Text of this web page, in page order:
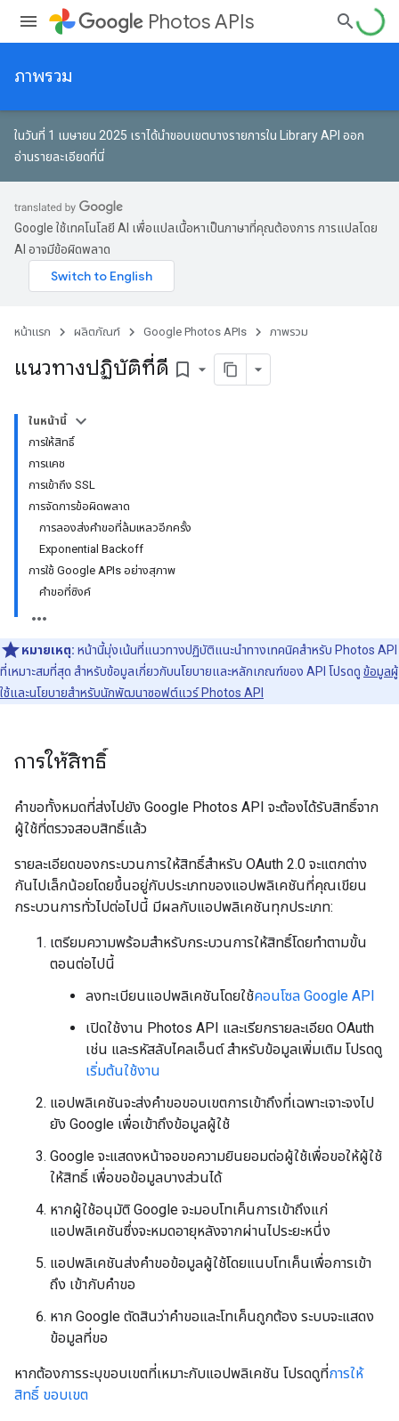
Photos APIs
ภาพรวม
ในวันที่ 1 เมษายน 2025 เราได้นําขอบเขตบางรายการใน Library API ออก
อ่านรายละเอียดที่นี่
Google ใช้เทคโนโลยี AI เพื่อแปลเนื้อหาเป็นภาษาที่คุณต้องการ การแปลโดย
AI อาจมีข้อผิดพลาด
หน้าแรก ผลิตภัณฑ์ Google Photos APIs ภาพรวม
แนวทางปฏิบัติที่ดี bookmark_border
ในหน้านี้
การให้สิทธิ์
การแคช
การเข้าถึง SSL
การจัดการข้อผิดพลาด
การลองส่งคำขอที่ล้มเหลวอีกครั้ง
Exponential Backoff
การใช้ Google APIs อย่างสุภาพ
คำขอที่ซิงค์
หมายเหตุ: หน้านี้มุ่งเน้นที่แนวทางปฏิบัติแนะนำทางเทคนิคสำหรับ Photos API
ที่เหมาะสมที่สุด สำหรับข้อมูลเกี่ยวกับนโยบายและหลักเกณฑ์ของ API โปรดดู ข้อมูลผู้
ใช้และนโยบายสำหรับนักพัฒนาซอฟต์แวร์ Photos API
การให้สิทธิ์
คำขอทั้งหมดที่ส่งไปยัง Google Photos API จะต้องได้รับสิทธิ์จาก
ผู้ใช้ที่ตรวจสอบสิทธิ์แล้ว
รายละเอียดของกระบวนการให้สิทธิ์สำหรับ OAuth 2.0 จะแตกต่าง
กันไปเล็กน้อยโดยขึ้นอยู่กับประเภทของแอปพลิเคชันที่คุณเขียน
กระบวนการทั่วไปต่อไปนี้ มีผลกับแอปพลิเคชันทุกประเภท:
เตรียมความพร้อมสำหรับกระบวนการให้สิทธิ์โดยทำตามขั้น
ตอนต่อไปนี้
ลงทะเบียนแอปพลิเคชันโดยใช้คอนโซล Google API
เปิดใช้งาน Photos API และเรียกรายละเอียด OAuth
เช่น และรหัสลับไคลเอ็นต์ สำหรับข้อมูลเพิ่มเติม โปรดดู
เริ่มต้นใช้งาน
แอปพลิเคชันจะส่งคำขอขอบเขตการเข้าถึงที่เฉพาะเจาะจงไป
ยัง Google เพื่อเข้าถึงข้อมูลผู้ใช้
Google จะแสดงหน้าจอขอความยินยอมต่อผู้ใช้เพื่อขอให้ผู้ใช้
ให้สิทธิ์ เพื่อขอข้อมูลบางส่วนได้
หากผู้ใช้อนุมัติ Google จะมอบโทเค็นการเข้าถึงแก่
แอปพลิเคชันซึ่งจะหมดอายุหลังจากผ่านไประยะหนึ่ง
แอปพลิเคชันส่งคำขอข้อมูลผู้ใช้โดยแนบโทเค็นเพื่อการเข้า
ถึง เข้ากับคำขอ
หาก Google ตัดสินว่าคำขอและโทเค็นถูกต้อง ระบบจะแสดง
ข้อมูลที่ขอ
หากต้องการระบุขอบเขตที่เหมาะกับแอปพลิเคชัน โปรดดูที่การให้
สิทธิ์ ขอบเขต